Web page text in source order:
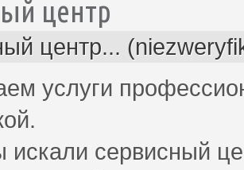
центр
центр...
услуги
искали сервисный